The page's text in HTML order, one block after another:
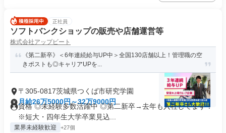
正社員
ソフトバンクショップの販売や店舗運営等
株式会社アップビート
《第二新卒》＜6年連続給与UP中＞全国130店舗以上！管理職の空
きポストも◎キャリアUPを...
〒305-0817茨城県つくば市研究学園
月給26万5000円～32万9000円
資格 ◎未経験多数活躍中 ◎第二新卒→去年も入社してます！
※短大・四年生大学卒業見込...
業界未経験歓迎 +27個